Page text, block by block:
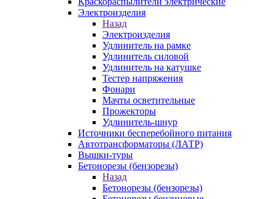
Электроизделия
Назад
Электроизделия
Удлинитель на рамке
Удлинитель силовой
Удлинитель на катушке
Тестер напряжения
Фонари
Мачты осветительные
Прожекторы
Удлинитель-шнур
Источники бесперебойного питания
Автотрансформаторы (ЛАТР)
Вышки-туры
Бетонорезы (бензорезы)
Назад
Бетонорезы (бензорезы)